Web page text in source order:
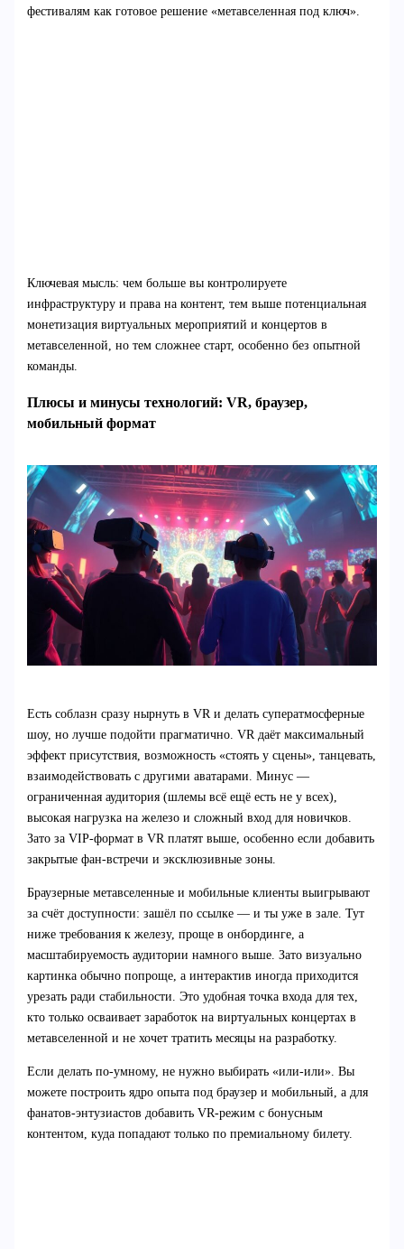
фестивалям как готовое решение «метавселенная под ключ».
Ключевая мысль: чем больше вы контролируете
инфраструктуру и права на контент, тем выше потенциальная
монетизация виртуальных мероприятий и концертов в
метавселенной, но тем сложнее старт, особенно без опытной
команды.
Плюсы и минусы технологий: VR, браузер,
мобильный формат
Есть соблазн сразу нырнуть в VR и делать суператмосферные
шоу, но лучше подойти прагматично. VR даёт максимальный
эффект присутствия, возможность «стоять у сцены», танцевать,
взаимодействовать с другими аватарами. Минус —
ограниченная аудитория (шлемы всё ещё есть не у всех),
высокая нагрузка на железо и сложный вход для новичков.
Зато за VIP-формат в VR платят выше, особенно если добавить
закрытые фан-встречи и эксклюзивные зоны.
Браузерные метавселенные и мобильные клиенты выигрывают
за счёт доступности: зашёл по ссылке — и ты уже в зале. Тут
ниже требования к железу, проще в онбординге, а
масштабируемость аудитории намного выше. Зато визуально
картинка обычно попроще, а интерактив иногда приходится
урезать ради стабильности. Это удобная точка входа для тех,
кто только осваивает заработок на виртуальных концертах в
метавселенной и не хочет тратить месяцы на разработку.
Если делать по-умному, не нужно выбирать «или-или». Вы
можете построить ядро опыта под браузер и мобильный, а для
фанатов-энтузиастов добавить VR-режим с бонусным
контентом, куда попадают только по премиальному билету.